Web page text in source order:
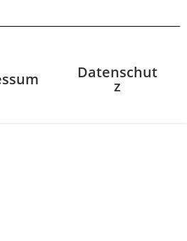
Datenschut
z